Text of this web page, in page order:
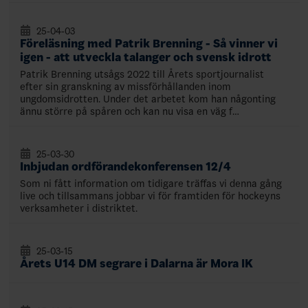
Föreläsning med Patrik Brenning - Så vinner vi
igen - att utveckla talanger och svensk idrott
25-04-03
Patrik Brenning utsågs 2022 till Årets sportjournalist
efter sin granskning av missförhållanden inom
ungdomsidrotten. Under det arbetet kom han någonting
ännu större på spåren och kan nu visa en väg f…
Inbjudan ordförandekonferensen 12/4
25-03-30
Som ni fått information om tidigare träffas vi denna gång
live och tillsammans jobbar vi för framtiden för hockeyns
verksamheter i distriktet.
Årets U14 DM segrare i Dalarna är Mora IK
25-03-15